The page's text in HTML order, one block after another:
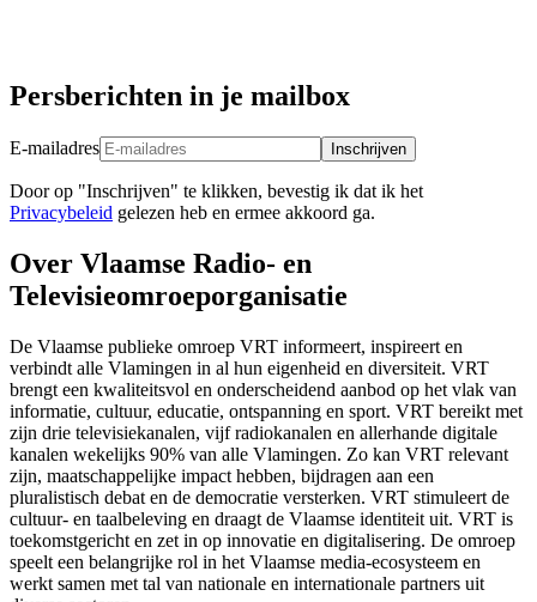
Persberichten in je mailbox
E-mailadres Inschrijven
Door op "Inschrijven" te klikken, bevestig ik dat ik het
Privacybeleid gelezen heb en ermee akkoord ga.
Over Vlaamse Radio- en
Televisieomroeporganisatie
De Vlaamse publieke omroep VRT informeert, inspireert en
verbindt alle Vlamingen in al hun eigenheid en diversiteit. VRT
brengt een kwaliteitsvol en onderscheidend aanbod op het vlak van
informatie, cultuur, educatie, ontspanning en sport. VRT bereikt met
zijn drie televisiekanalen, vijf radiokanalen en allerhande digitale
kanalen wekelijks 90% van alle Vlamingen. Zo kan VRT relevant
zijn, maatschappelijke impact hebben, bijdragen aan een
pluralistisch debat en de democratie versterken. VRT stimuleert de
cultuur- en taalbeleving en draagt de Vlaamse identiteit uit. VRT is
toekomstgericht en zet in op innovatie en digitalisering. De omroep
speelt een belangrijke rol in het Vlaamse media-ecosysteem en
werkt samen met tal van nationale en internationale partners uit